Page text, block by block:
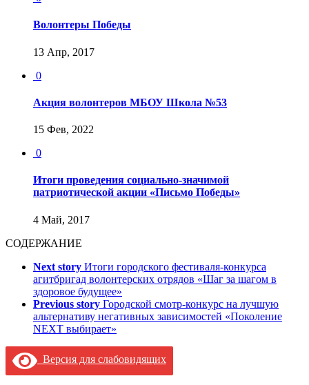
Волонтеры Победы
13 Апр, 2017
0
Акция волонтеров МБОУ Школа №53
15 Фев, 2022
0
Итоги проведения социально-значимой
патриотической акции «Письмо Победы»
4 Май, 2017
СОДЕРЖАНИЕ
Next story Итоги городского фестиваля-конкурса
агитбригад волонтерских отрядов «Шаг за шагом в
здоровое будущее»
Previous story Городской смотр-конкурс на лучшую
альтернативу негативных зависимостей «Поколение
NEXT выбирает»
Версия для слабовидящих